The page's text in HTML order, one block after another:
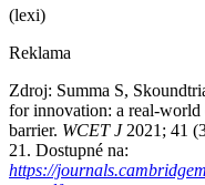
(lexi)
Reklama
Zdroj: Summa S,
for innovation: a real-
barrier. WCET J2021; 41
21. Dostupné na:
https://